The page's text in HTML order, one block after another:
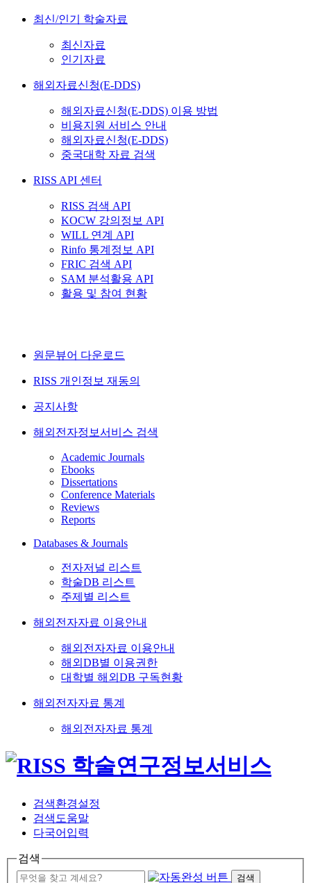
최신/인기 학술자료
최신자료
인기자료
해외자료신청(E-DDS)
해외자료신청(E-DDS) 이용 방법
비용지원 서비스 안내
해외자료신청(E-DDS)
중국대학 자료 검색
RISS API 센터
RISS 검색 API
KOCW 강의정보 API
WILL 연계 API
Rinfo 통계정보 API
FRIC 검색 API
SAM 분석활용 API
활용 및 참여 현황
원문뷰어 다운로드
RISS 개인정보 재동의
공지사항
해외전자정보서비스 검색
Academic Journals
Ebooks
Dissertations
Conference Materials
Reviews
Reports
Databases & Journals
전자저널 리스트
학술DB 리스트
주제별 리스트
해외전자자료 이용안내
해외전자자료 이용안내
해외DB별 이용권한
대학별 해외DB 구독현황
해외전자자료 통계
해외전자자료 통계
검색환경설정
검색도움말
다국어입력
검색
검색